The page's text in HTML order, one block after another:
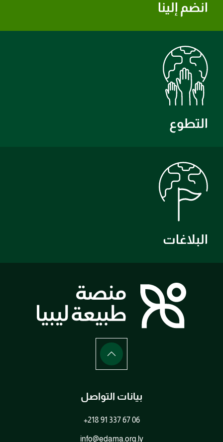
انضم إلينا
التطوع
البلاغات
بيانات التواصل
+218 91 337 67 06
info@edama.org.ly